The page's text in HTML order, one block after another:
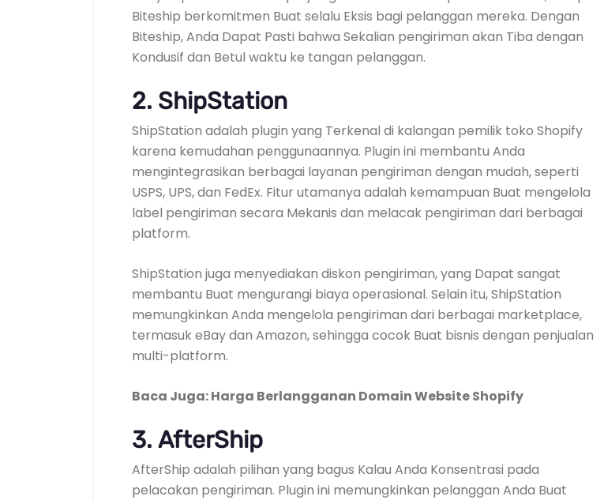
Biteship berkomitmen Buat selalu Eksis bagi pelanggan mereka. Dengan
Biteship, Anda Dapat Pasti bahwa Sekalian pengiriman akan Tiba dengan
Kondusif dan Betul waktu ke tangan pelanggan.
2. ShipStation
ShipStation adalah plugin yang Terkenal di kalangan pemilik toko Shopify
karena kemudahan penggunaannya. Plugin ini membantu Anda
mengintegrasikan berbagai layanan pengiriman dengan mudah, seperti
USPS, UPS, dan FedEx. Fitur utamanya adalah kemampuan Buat mengelola
label pengiriman secara Mekanis dan melacak pengiriman dari berbagai
platform.
ShipStation juga menyediakan diskon pengiriman, yang Dapat sangat
membantu Buat mengurangi biaya operasional. Selain itu, ShipStation
memungkinkan Anda mengelola pengiriman dari berbagai marketplace,
termasuk eBay dan Amazon, sehingga cocok Buat bisnis dengan penjualan
multi-platform.
Baca Juga: Harga Berlangganan Domain Website Shopify
3. AfterShip
AfterShip adalah pilihan yang bagus Kalau Anda Konsentrasi pada
pelacakan pengiriman. Plugin ini memungkinkan pelanggan Anda Buat